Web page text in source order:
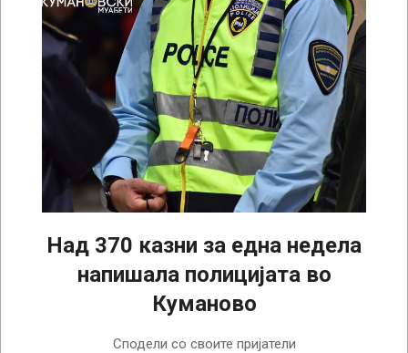
Над 370 казни за една недела
напишала полицијата во
Куманово
Сподели со своите пријатели